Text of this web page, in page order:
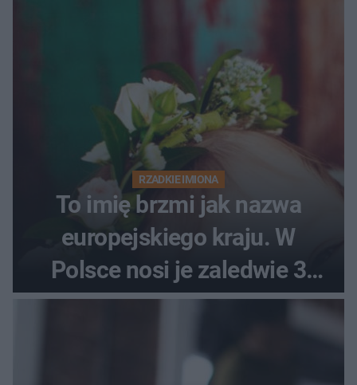
RZADKIE IMIONA
To imię brzmi jak nazwa
europejskiego kraju. W
Polsce nosi je zaledwie 3
kobiety